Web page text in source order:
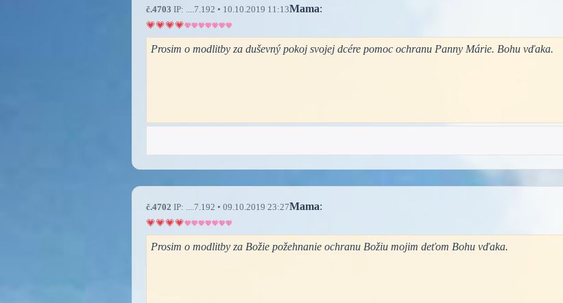
č.4703 IP: ....7.192 • 10.10.2019 11:13Mama:
Prosim o modlitby za duševný pokoj svojej dcére pomoc ochranu Panny Márie. Bohu vďaka.
č.4702 IP: ....7.192 • 09.10.2019 23:27Mama:
Prosim o modlitby za Božie požehnanie ochranu Božiu mojim deťom Bohu vďaka.